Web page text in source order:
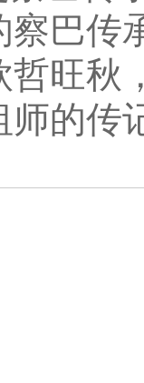
察巴传
哲旺秋
的传